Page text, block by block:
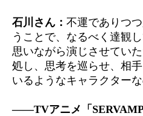
石川さん： 不運でありつ
うことで、なるべく達観
思いながら演じさせてい
処し、思考を巡らせ、相
いるようなキャラクター
――TVアニメ「